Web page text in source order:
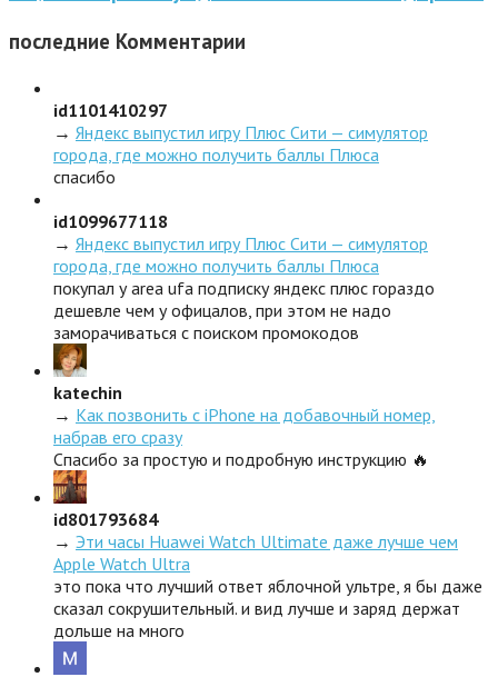
последние Комментарии
id1101410297
→ Яндекс выпустил игру Плюс Сити — симулятор
города, где можно получить баллы Плюса
спасибо
id1099677118
→ Яндекс выпустил игру Плюс Сити — симулятор
города, где можно получить баллы Плюса
покупал у area ufa подписку яндекс плюс гораздо
дешевле чем у офицалов, при этом не надо
заморачиваться с поиском промокодов
katechin
→ Как позвонить с iPhone на добавочный номер,
набрав его сразу
Спасибо за простую и подробную инструкцию 🔥
id801793684
→ Эти часы Huawei Watch Ultimate даже лучше чем
Apple Watch Ultra
это пока что лучший ответ яблочной ультре, я бы даже
сказал сокрушительный. и вид лучше и заряд держат
дольше на много